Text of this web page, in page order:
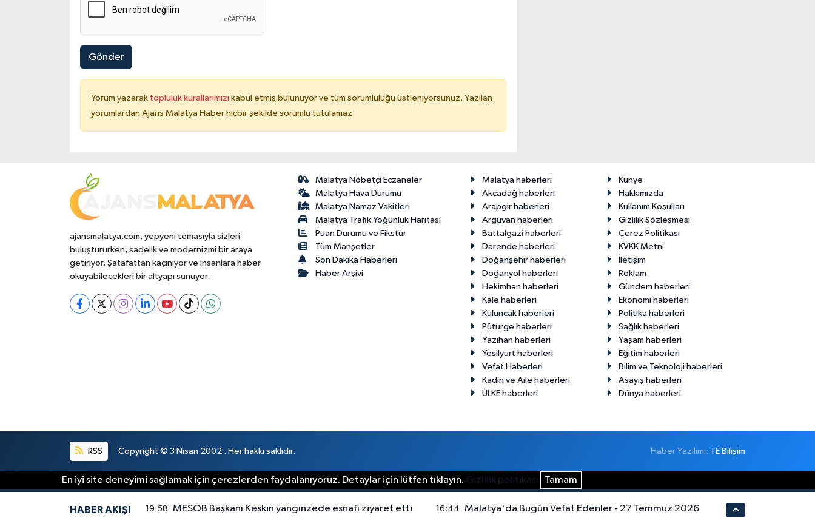
Gönder
Yorum yazarak topluluk kurallarımızı kabul etmiş bulunuyor ve tüm sorumluluğu üstleniyorsunuz. Yazılan
yorumlardan Ajans Malatya Haber hiçbir şekilde sorumlu tutulamaz.
ajansmalatya.com, yepyeni temasıyla sizleri
buluştururken, sadelik ve modernizmi bir araya
getiriyor. Şatafattan kaçınıyor ve insanlara haber
okuyabilecekleri bir altyapı sunuyor.
Malatya Nöbetçi Eczaneler
Malatya Hava Durumu
Malatya Namaz Vakitleri
Malatya Trafik Yoğunluk Haritası
Puan Durumu ve Fikstür
Tüm Manşetler
Son Dakika Haberleri
Haber Arşivi
Malatya haberleri
Künye
Akçadağ haberleri
Hakkımızda
Arapgir haberleri
Kullanım Koşulları
Arguvan haberleri
Gizlilik Sözleşmesi
Battalgazi haberleri
Çerez Politikası
Darende haberleri
KVKK Metni
Doğanşehir haberleri
İletişim
Doğanyol haberleri
Reklam
Hekimhan haberleri
Gündem haberleri
Kale haberleri
Ekonomi haberleri
Kuluncak haberleri
Politika haberleri
Pütürge haberleri
Sağlık haberleri
Yazıhan haberleri
Yaşam haberleri
Yeşilyurt haberleri
Eğitim haberleri
Vefat Haberleri
Bilim ve Teknoloji haberleri
Kadın ve Aile haberleri
Asayiş haberleri
ÜLKE haberleri
Dünya haberleri
RSS Copyright © 3 Nisan 2002 . Her hakkı saklıdır. Haber Yazılımı: TE Bilişim
En iyi site deneyimi sağlamak için çerezlerden faydalanıyoruz. Detaylar için lütfen tıklayın. Gizlilik politikası Tamam
HABER AKIŞI 19:58 MESOB Başkanı Keskin yangınzede esnafı ziyaret etti 16:44 Malatya'da Bugün Vefat Edenler - 27 Temmuz 2026